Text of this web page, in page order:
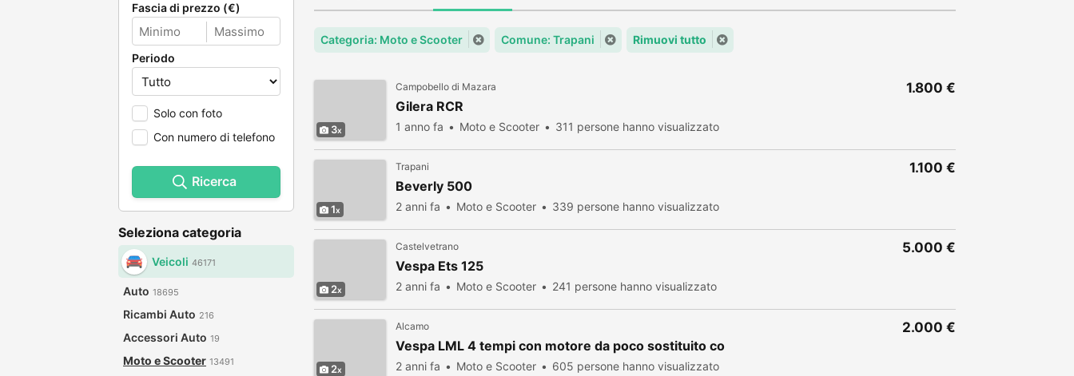
Fascia di prezzo (€)
Periodo
Solo con foto
Con numero di telefono
Ricerca
Seleziona categoria
Veicoli 46171
Auto 18695
Ricambi Auto 216
Accessori Auto 19
Moto e Scooter 13491
Categoria: Moto e Scooter Comune: Trapani Rimuovi tutto
3
Campobello di Mazara
Gilera RCR
1 anno fa Moto e Scooter 311 persone hanno visualizzato
1.800 €
1
Trapani
Beverly 500
2 anni fa Moto e Scooter 339 persone hanno visualizzato
1.100 €
2
Castelvetrano
Vespa Ets 125
2 anni fa Moto e Scooter 241 persone hanno visualizzato
5.000 €
2
Alcamo
Vespa LML 4 tempi con motore da poco sostituito co
2 anni fa Moto e Scooter 605 persone hanno visualizzato
2.000 €